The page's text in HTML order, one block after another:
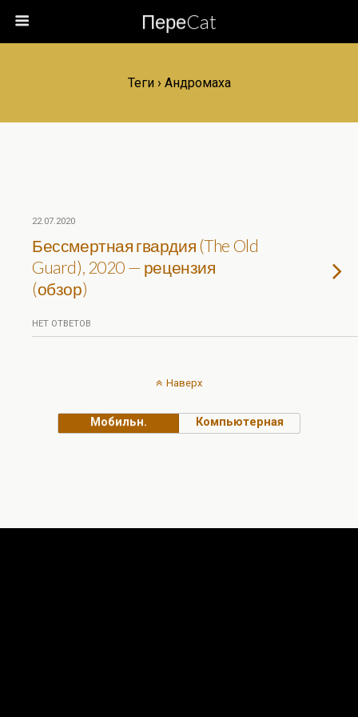
ПереCat
Теги › Андромаха
22.07.2020
Бессмертная гвардия (The Old
Guard), 2020 — рецензия
(обзор)
НЕТ ОТВЕТОВ
Наверх
Мобильн. Компьютерная